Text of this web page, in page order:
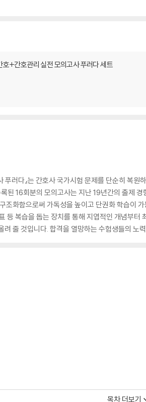
+간호관리 실전 모의고사 푸러다 세트
푸러다』는 간호사 국가시험 문제를 단순히 복
된 16회분의 모의고사는 지난 19년간의 출제
조화함으로써 가독성을 높이고 단권화 학습이
등 복습을 돕는 장치를 통해 지엽적인 개념부
줄 것입니다. 합격을 열망하는 수험생들의 노
목차 더보기